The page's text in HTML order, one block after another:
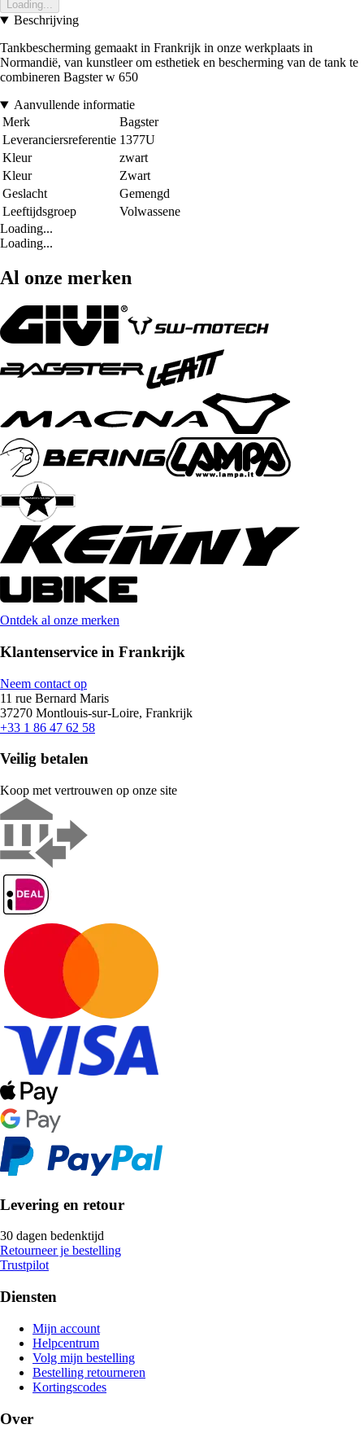
Loading...
Beschrijving
Tankbescherming gemaakt in Frankrijk in onze werkplaats in
Normandië, van kunstleer om esthetiek en bescherming van de tank te
combineren Bagster w 650
Aanvullende informatie
Merk
Bagster
Leveranciersreferentie 1377U
Kleur
zwart
Kleur
Zwart
Geslacht
Gemengd
Leeftijdsgroep
Volwassene
Loading...
Loading...
Al onze merken
Ontdek al onze merken
Klantenservice in Frankrijk
Neem contact op
11 rue Bernard Maris
37270 Montlouis-sur-Loire, Frankrijk
+33 1 86 47 62 58
Veilig betalen
Koop met vertrouwen op onze site
Levering en retour
30 dagen bedenktijd
Retourneer je bestelling
Trustpilot
Diensten
Mijn account
Helpcentrum
Volg mijn bestelling
Bestelling retourneren
Kortingscodes
Over